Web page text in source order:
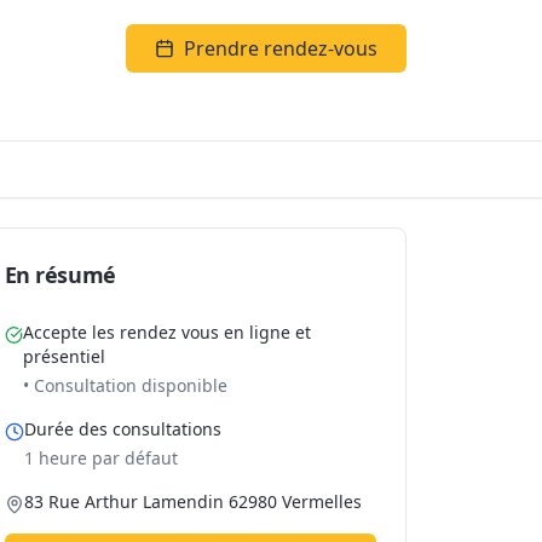
Prendre rendez-vous
En résumé
Accepte les rendez vous en ligne et
présentiel
• Consultation disponible
Durée des consultations
1 heure par défaut
83 Rue Arthur Lamendin 62980 Vermelles